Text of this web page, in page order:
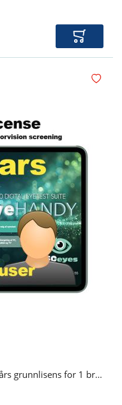
Legg i
EyeHANDY digital synstest – 6-års grunnlisens for 1 bruker – ISOeyes
Legg i